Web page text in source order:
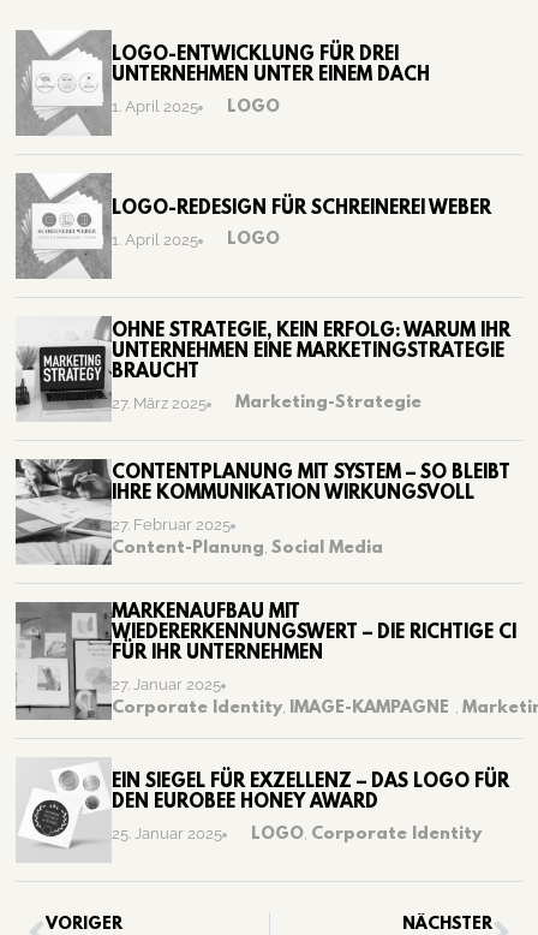
LOGO-ENTWICKLUNG FÜR DREI
UNTERNEHMEN UNTER EINEM DACH
1. April 2025 LOGO
LOGO-REDESIGN FÜR SCHREINEREI WEBER
1. April 2025 LOGO
OHNE STRATEGIE, KEIN ERFOLG: WARUM IHR
UNTERNEHMEN EINE MARKETINGSTRATEGIE
BRAUCHT
27. März 2025 Marketing-Strategie
CONTENTPLANUNG MIT SYSTEM – SO BLEIBT
IHRE KOMMUNIKATION WIRKUNGSVOLL
27. Februar 2025
Content-Planung,Social Media
MARKENAUFBAU MIT
WIEDERERKENNUNGSWERT – DIE RICHTIGE CI
FÜR IHR UNTERNEHMEN
27. Januar 2025
Corporate Identity IMAGE-KAMPAGNE ,
EIN SIEGEL FÜR EXZELLENZ – DAS LOGO FÜR
DEN EUROBEE HONEY AWARD
25. Januar 2025 LOGO Corporate Identity
VORIGER NÄCHSTER